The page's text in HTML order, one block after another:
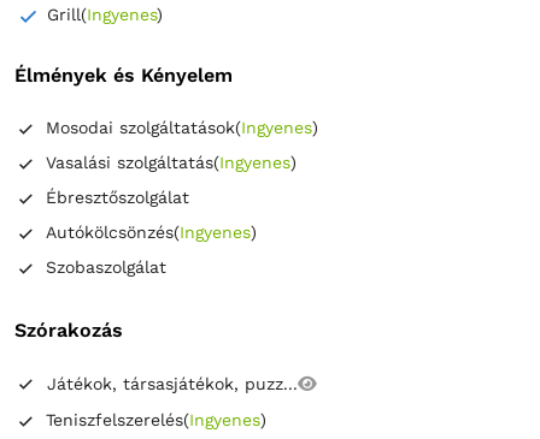
Grill(Ingyenes)
Élmények és Kényelem
Mosodai szolgáltatások(Ingyenes)
Vasalási szolgáltatás(Ingyenes)
Ébresztőszolgálat
Autókölcsönzés(Ingyenes)
Szobaszolgálat
Szórakozás
Játékok, társasjátékok, puzz...
Teniszfelszerelés(Ingyenes)